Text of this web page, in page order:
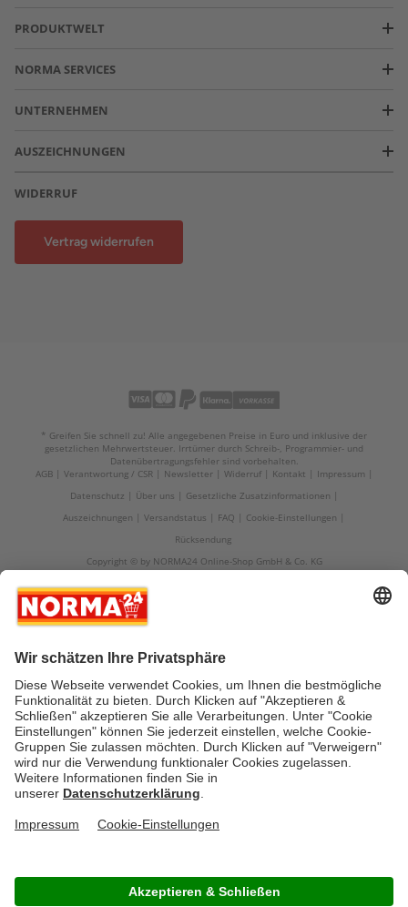
PRODUKTWELT
NORMA SERVICES
UNTERNEHMEN
AUSZEICHNUNGEN
WIDERRUF
Vertrag widerrufen
* Greifen Sie schnell zu! Alle angegebenen Preise in Euro und inklusive der
gesetzlichen Mehrwertsteuer. Irrtümer durch Schreib-, Programmier- und
Datenübertragungsfehler sind vorbehalten.
AGB
Verantwortung / CSR Newsletter Widerruf Kontakt
Impressum
Datenschutz
Über uns
Gesetzliche Zusatzinformationen
Auszeichnungen
Versandstatus FAQ
Cookie-Einstellungen
Rücksendung
Copyright © by NORMA24 Online-Shop GmbH & Co. KG